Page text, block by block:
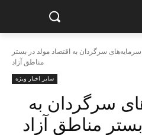
سرگردان به اقتصاد مولد در بستر
مناطق آزاد
سایر اخبار ویژه
سرگردان به
مناطق آزاد